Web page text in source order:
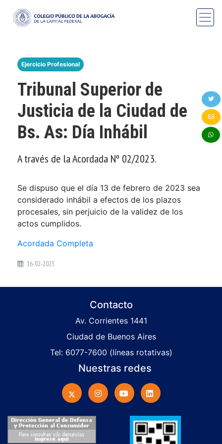
Ejercicio Profesional
Tribunal Superior de
Justicia de la Ciudad de
Bs. As: Día Inhábil
A través de la Acordada Nº 02/2023.
Se dispuso que el día 13 de febrero de 2023 sea
considerado inhábil a efectos de los plazos
procesales, sin perjuicio de la validez de los
actos cumplidos.
Acordada Completa
16-02-2023
Contacto
Av. Corrientes 1441
Ciudad de Buenos Aires
Tel: 6077-7600 (líneas rotativas)
Nuestras redes